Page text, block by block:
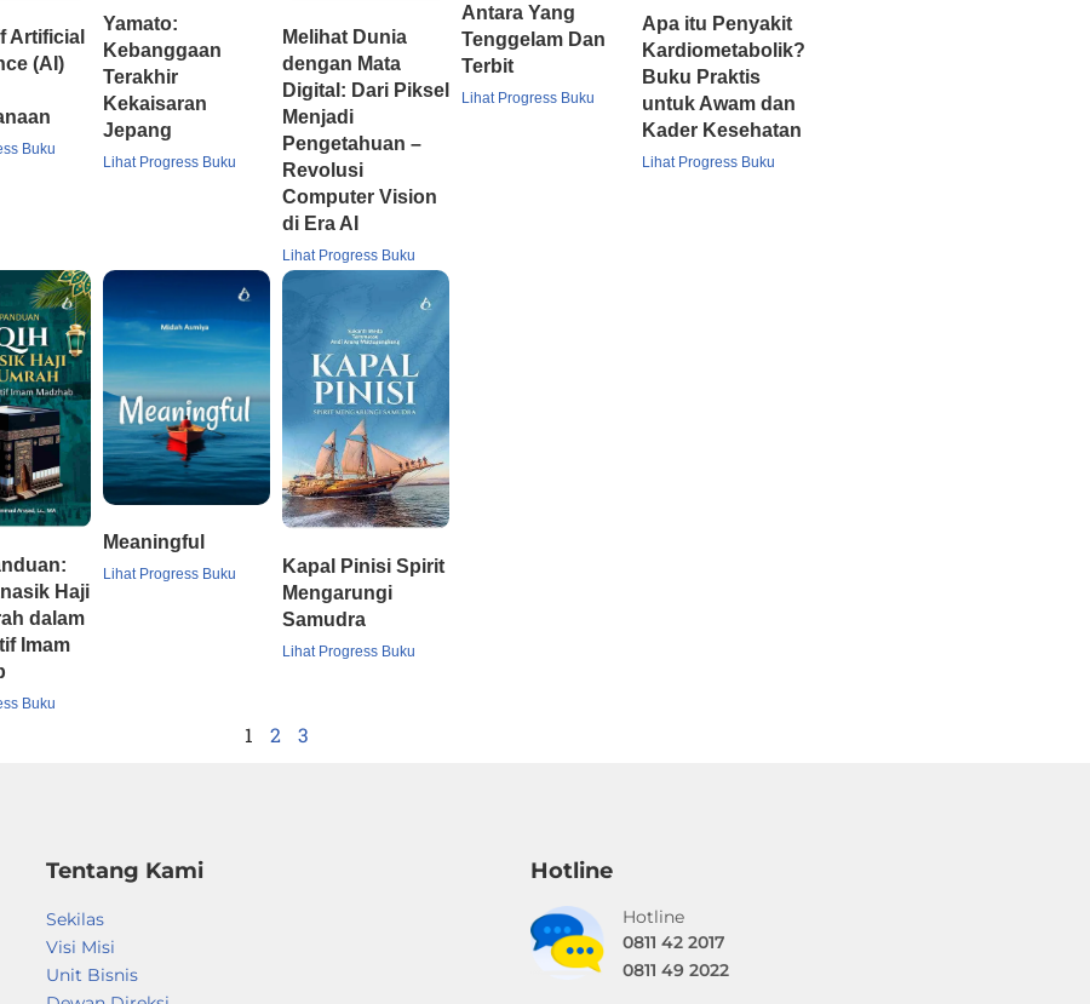
Artificial
(AI)
Buku
Yamato:
Kebanggaan
Terakhir
Kekaisaran
Jepang
Lihat Progress Buku
Melihat Dunia
dengan Mata
Digital: Dari Piksel
Menjadi
Pengetahuan –
Revolusi
Computer Vision
di Era AI
Lihat Progress Buku
Antara Yang
Tenggelam Dan
Terbit
Lihat Progress Buku
Apa itu Penyakit
Kardiometabolik?
Buku Praktis
untuk Awam dan
Kader Kesehatan
Lihat Progress Buku
Haji
dalam
Imam
Buku
Meaningful
Lihat Progress Buku
Kapal Pinisi Spirit
Mengarungi
Samudra
Lihat Progress Buku
1 2 3
Tentang Kami
Sekilas
Visi Misi
Unit Bisnis
Hotline
Hotline
0811 42 2017
0811 49 2022